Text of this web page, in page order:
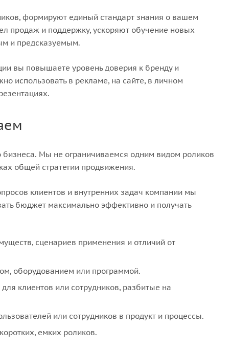
формируют единый стандарт знания о вашем
продаж и поддержку, ускоряют обучение новых
и предсказуемым.
вы повышаете уровень доверия к бренду и
использовать в рекламе, на сайте, в личном
Мы не ограничиваемся одним видом роликов
общей стратегии продвижения.
клиентов и внутренних задач компании мы
бюджет максимально эффективно и получать
сценариев применения и отличий от
оборудованием или программой.
клиентов или сотрудников, разбитые на
или сотрудников в продукт и процессы.
емких роликов.